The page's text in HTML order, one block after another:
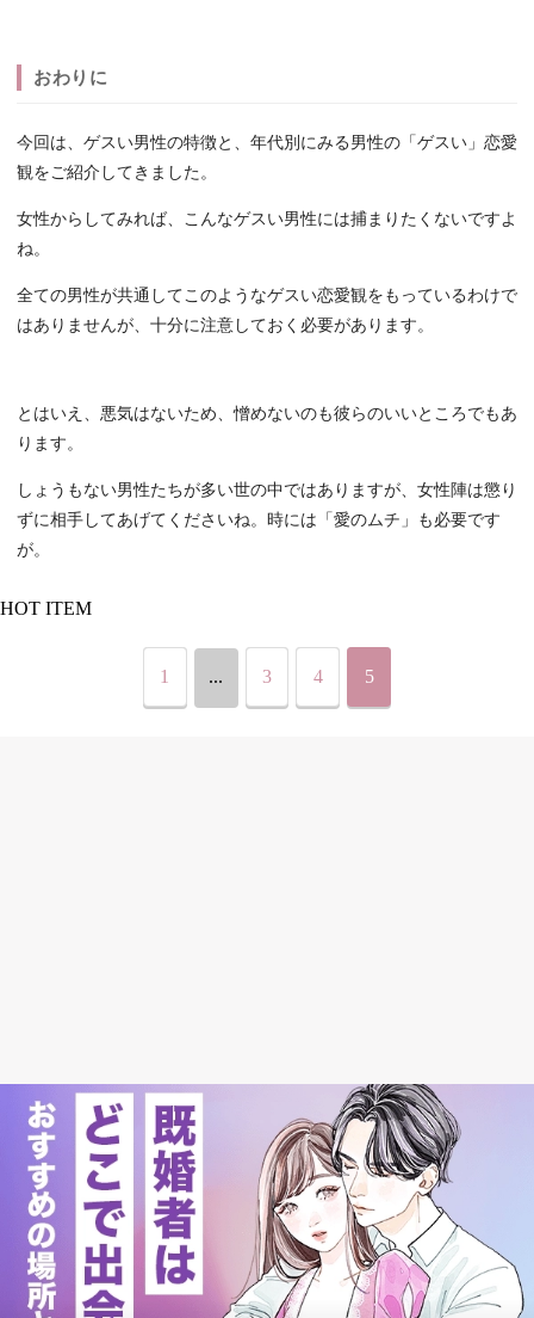
おわりに
今回は、ゲスい男性の特徴と、年代別にみる男性の「ゲスい」恋愛
観をご紹介してきました。
女性からしてみれば、こんなゲスい男性には捕まりたくないですよ
ね。
全ての男性が共通してこのようなゲスい恋愛観をもっているわけで
はありませんが、十分に注意しておく必要があります。
とはいえ、悪気はないため、憎めないのも彼らのいいところでもあ
ります。
しょうもない男性たちが多い世の中ではありますが、女性陣は懲り
ずに相手してあげてくださいね。時には「愛のムチ」も必要です
が。
HOT ITEM
1 ... 3 4 5